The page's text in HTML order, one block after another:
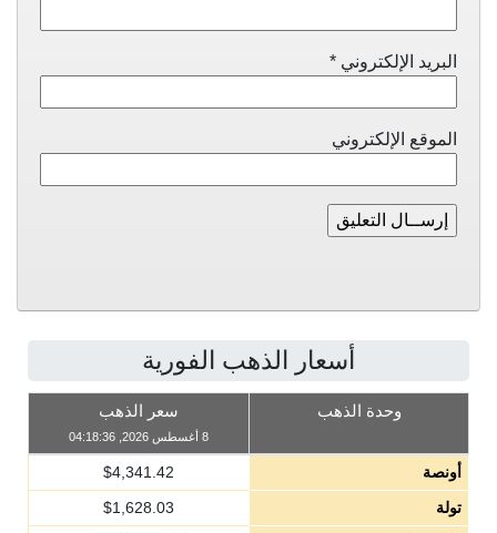
البريد الإلكتروني *
الموقع الإلكتروني
أسعار الذهب الفورية
وحدة الذهب سعر الذهب
8 أغسطس 2026, 04:18:36
أونصة $4,341.42
تولة
$1,628.03